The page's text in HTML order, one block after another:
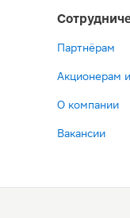
Партнёрам
Акционерам
О компании
Вакансии